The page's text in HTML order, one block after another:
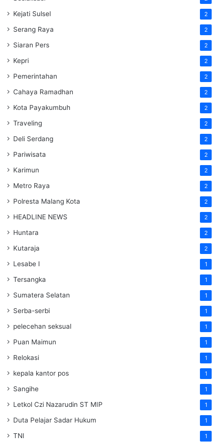
Kejati Sulsel 2
Serang Raya 2
Siaran Pers 2
Kepri 2
Pemerintahan 2
Cahaya Ramadhan 2
Kota Payakumbuh 2
Traveling 2
Deli Serdang 2
Pariwisata 2
Karimun 2
Metro Raya 2
Polresta Malang Kota 2
HEADLINE NEWS 2
Huntara 2
Kutaraja 2
Lesabe I 1
Tersangka 1
Sumatera Selatan 1
Serba-serbi 1
pelecehan seksual 1
Puan Maimun 1
Relokasi 1
kepala kantor pos 1
Sangihe 1
Letkol Czi Nazarudin ST MIP 1
Duta Pelajar Sadar Hukum 1
TNI 1